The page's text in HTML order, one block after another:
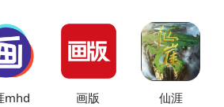
mhd 画版 仙涯